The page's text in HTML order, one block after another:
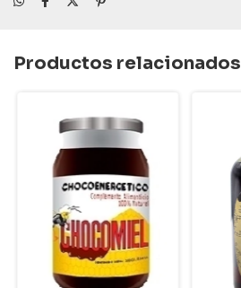
Productos relacionados